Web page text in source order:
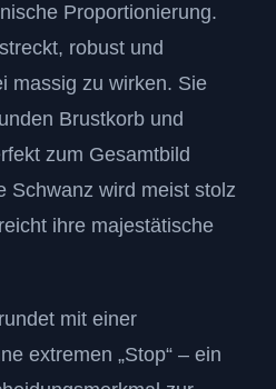
Proportionierung.
robust und
massig zu wirken. Sie
Brustkorb und
zum Gesamtbild
Schwanz wird meist stolz
ihre majestätische
mit einer
extremen „Stop“ – ein